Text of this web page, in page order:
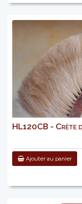
HL120CB - Crète
Ajouter au panier